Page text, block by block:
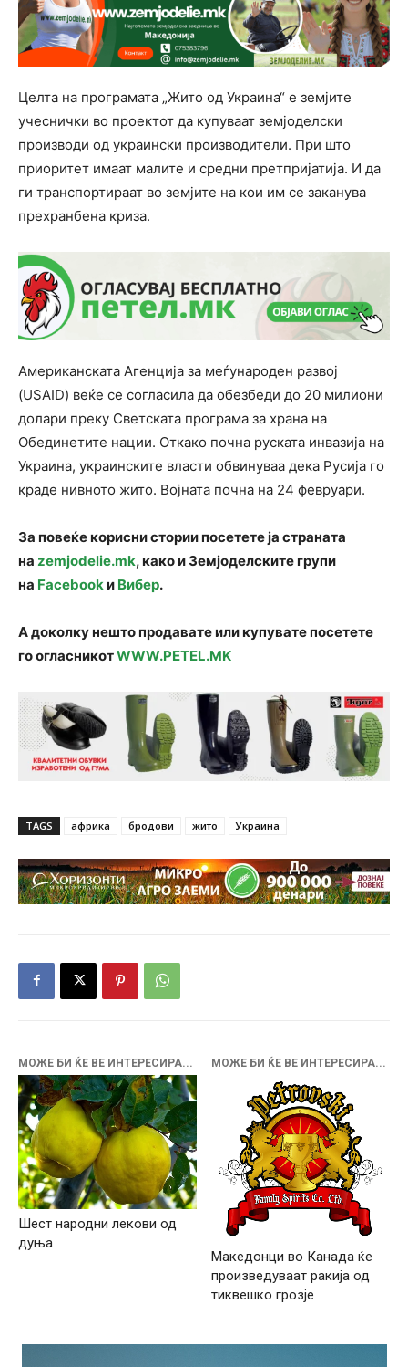
Целта на програмата „Жито од Украина“ е земјите
учеснички во проектот да купуваат земјоделски
производи од украински производители. При што
приоритет имаат малите и средни претпријатија. И да
ги транспортираат во земјите на кои им се заканува
прехранбена криза.
Американската Агенција за меѓународен развој
(USAID) веќе се согласила да обезбеди до 20 милиони
долари преку Светската програма за храна на
Обединетите нации. Откако почна руската инвазија на
Украина, украинските власти обвинуваа дека Русија го
краде нивното жито. Војната почна на 24 февруари.
За повеќе корисни стории посетете ја страната
на zemjodelie.mk, како и Земјоделските групи
на Facebookи Вибер.
А доколку нешто продавате или купувате посетете
го огласникотWWW.PETEL.MK
TAGS африка бродови жито Украина
МОЖЕ БИ ЌЕ ВЕ ИНТЕРЕСИРА...
Шест народни лекови од
дуња
МОЖЕ БИ ЌЕ ВЕ ИНТЕРЕСИРА...
Македонци во Канада ќе
произведуваат ракија од
тиквешко грозје